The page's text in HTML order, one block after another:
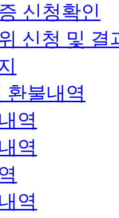
신청확인
신청 및 결
환불내역
역
역
역